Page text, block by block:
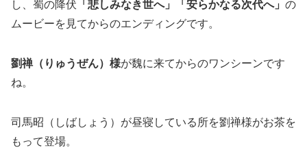
し、蜀の降伏 「悲しみなき世へ」「安らかなる次代へ」 の
ムービーを見てからのエンディングです。
劉禅（りゅうぜん）様が魏に来てからのワンシーンです
ね。
司馬昭（しばしょう）が昼寝している所を劉禅様がお茶を
もって登場。